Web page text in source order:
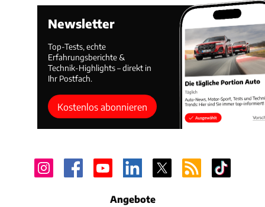
Newsletter
Top-Tests, echte
Erfahrungsberichte &
Technik-Highlights – direkt in
Ihr Postfach.
Kostenlos abonnieren
Angebote